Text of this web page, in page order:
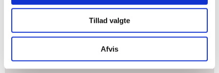
Tillad valgte
Afvis
Skal vi også hjælpe dig?